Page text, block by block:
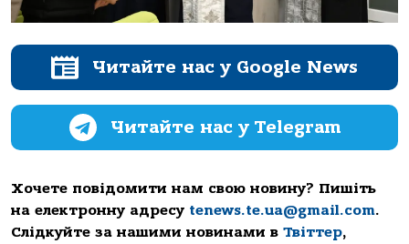
Читайте нас у Google News
Читайте нас у Telegram
Хочете повідомити нам свою новину? Пишіть
на електронну адресу tenews.te.ua@gmail.com.
Слідкуйте за нашими новинами в Твіттер,